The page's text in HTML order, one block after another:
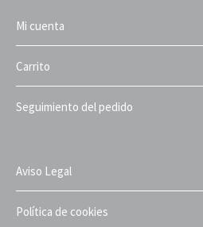
Mi cuenta
Carrito
Seguimiento del pedido
Aviso Legal
Política de cookies